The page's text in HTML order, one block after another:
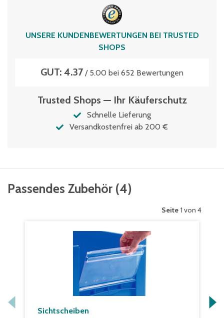
164 Liter
UNSERE KUNDENBEWERTUNGEN BEI TRUSTED
SHOPS
GUT: 4.37 / 5.00 bei 652 Bewertungen
Trusted Shops — Ihr Käuferschutz
Schnelle Lieferung
Versandkostenfrei ab 200 €
Passendes Zubehör (4)
Seite 1 von 4
Sichtscheiben